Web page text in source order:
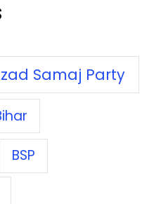
Samaj Party
BSP